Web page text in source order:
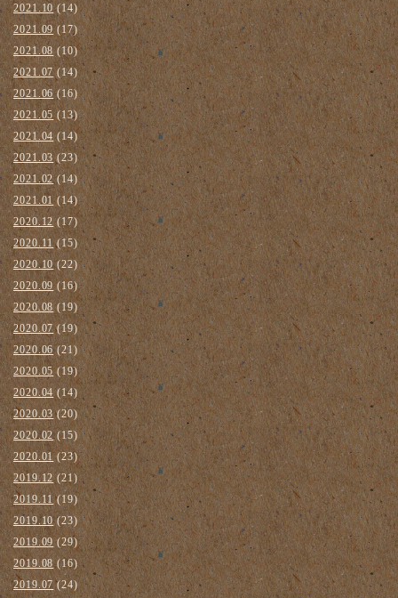
2021.10(14)
2021.09(17)
2021.08 (10)
2021.07(14)
2021.06(16)
2021.05(13)
2021.04(14)
2021.03(23)
2021.02(14)
2021.01(14)
2020.12(17)
2020.11(15)
2020.10(22)
2020.09(16)
2020.08(19)
2020.07 (19)
2020.06(21)
2020.05(19)
2020.04 (14)
2020.03(20)
2020.02(15)
2020.01 (23)
2019.12(21)
2019.11(19)
2019.10(23)
2019.09 (29)
2019.08(16)
2019.07(24)